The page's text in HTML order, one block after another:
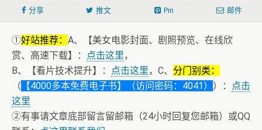
分享 推文 Pin 邮件
①好站推荐： A、【美女电影封面、剧照预览、在线欣
赏、高速下载】：
点击这里，
B、【看片技术提升】：
点击这里，C、 分门别类：
（ 【4000多本免费电子书】（访问密码：4041） ）：
点击
这里
②有事请文章底部留言留邮箱（24小时回复您邮箱）或QQ